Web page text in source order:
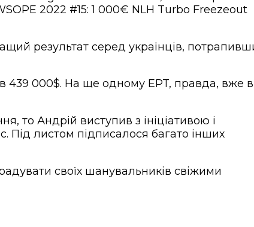
2022 #15: 1 000€ NLH Turbo Freezeout
результат серед українців,
439 000$. На ще одному EPT, правда, вже в
то Андрій виступив з ініціативою і
Під листом підписалося багато інших
своїх шанувальників свіжими